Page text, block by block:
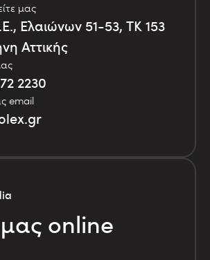
μας
Ελαιώνων 51-53, TK 153
Αττικής
2230
email
μας online